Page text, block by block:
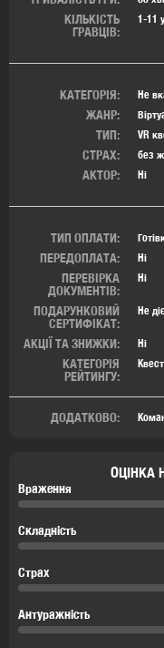
КІЛЬКІСТЬ
ГРАВЦІВ:
1-11
КАТЕГОРІЯ: Не
ЖАНР:
ТИП: VR
СТРАХ: без
АКТОР: Ні
ТИП ОПЛАТИ:
ПЕРЕДОПЛАТА: Ні
ПЕРЕВІРКА
ДОКУМЕНТІВ:
Ні
ПОДАРУНКОВИЙ
СЕРТИФІКАТ:
Не
АКЦІЇ ТА ЗНИЖКИ: Ні
КАТЕГОРІЯ
РЕЙТИНГУ:
ОЦІНКА
Враження
Складність
Страх
Антуражність
ДОДАТКОВО: